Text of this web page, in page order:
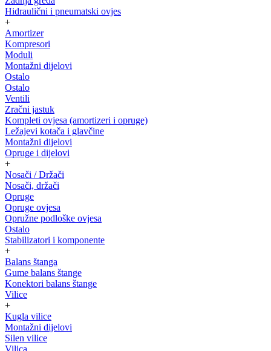
Hidraulični i pneumatski ovjes
+
Amortizer
Kompresori
Moduli
Montažni dijelovi
Ostalo
Ostalo
Ventili
Zračni jastuk
Kompleti ovjesa (amortizeri i opruge)
Ležajevi kotača i glavčine
Montažni dijelovi
Opruge i dijelovi
+
Nosači / Držači
Nosači, držači
Opruge
Opruge ovjesa
Opružne podloške ovjesa
Ostalo
Stabilizatori i komponente
+
Balans štanga
Gume balans štange
Konektori balans štange
Vilice
+
Kugla vilice
Montažni dijelovi
Silen vilice
Vilica